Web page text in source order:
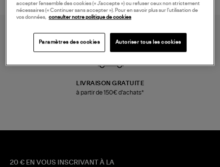
LIVRAISON GRATUITE
à partir de 150€ d'achats*
20 € EN VOUS INSCRIVANT À LA
accepter l’ensemble des cookies (« J’accepte ») ou refuser ceux non strictement
nécessaires (« Continuer sans accepter »). Pour en savoir plus sur l’utilisation de
vos données,
consulter notre politique de cookies
Paramètres des cookies Autoriser tous les cookies